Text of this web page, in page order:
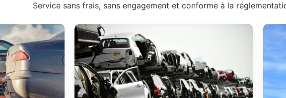
Service sans frais, sans engagement et conforme à la